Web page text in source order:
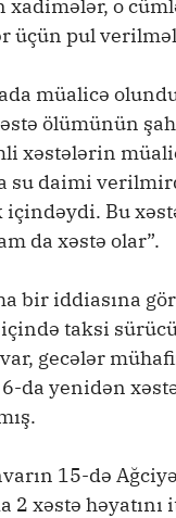
xadimələr, o
üçün pul
müalicə
ölümünün
xəstələrin
su daimi
Bu
da xəstə olar”.
bir iddiasına
taksi
gecələr
da yenidən
15-də
2 xəstə